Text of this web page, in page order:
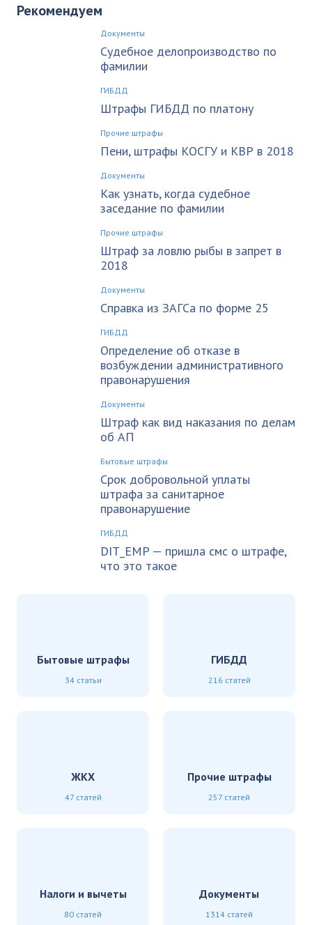
Рекомендуем
Документы
Судебное делопроизводство по
фамилии
ГИБДД
Штрафы ГИБДД по платону
Прочие штрафы
Пени, штрафы КОСГУ и КВР в 2018
Документы
Как узнать, когда судебное
заседание по фамилии
Прочие штрафы
Штраф за ловлю рыбы в запрет в
2018
Документы
Справка из ЗАГСа по форме 25
ГИБДД
Определение об отказе в
возбуждении административного
правонарушения
Документы
Штраф как вид наказания по делам
об АП
Бытовые штрафы
Срок добровольной уплаты
штрафа за санитарное
правонарушение
ГИБДД
DIT_EMP — пришла смс о штрафе,
что это такое
Бытовые штрафы
34 статьи
ГИБДД
216 статей
ЖКХ
47 статей
Прочие штрафы
257 статей
Налоги и вычеты
80 статей
Документы
1314 статей